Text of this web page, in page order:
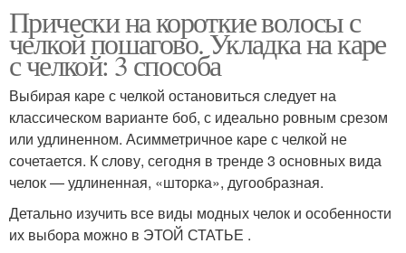
Прически на короткие волосы с
челкой пошагово. Укладка на каре
с челкой: 3 способа
Выбирая каре с челкой остановиться следует на
классическом варианте боб, с идеально ровным срезом
или удлиненном. Асимметричное каре с челкой не
сочетается. К слову, сегодня в тренде 3 основных вида
челок — удлиненная, «шторка», дугообразная.
Детально изучить все виды модных челок и особенности
их выбора можно в ЭТОЙ СТАТЬЕ .